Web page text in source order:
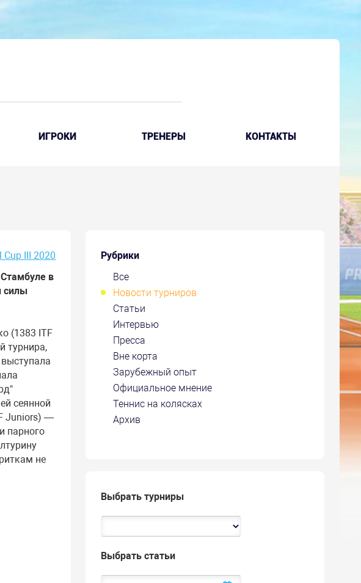
ИГРОКИ ТРЕНЕРЫ КОНТАКТЫ
Рубрики
Все
Новости турниров
Статьи
Интервью
Пресса
Вне корта
Зарубежный опыт
Официальное мнение
Теннис на колясках
Архив
Выбрать турниры
Выбрать статьи
Cup III 2020
в
силы
(1383 ITF
турнира,
сеянной
Juniors) —
парного
не